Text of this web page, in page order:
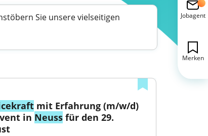
Sie unsere vielseitigen
mit Erfahrung (m/w/d)
in Neuss für den 29.
Jobagent
Merken